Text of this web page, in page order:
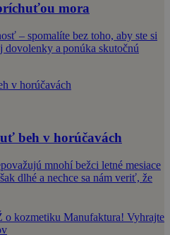
mora
– spomalíte bez toho, aby ste si
dovolenky a ponúka skutočnú
beh v horúčavách
mnohí bežci letné mesiace
dlhé a nechce sa nám veriť, že